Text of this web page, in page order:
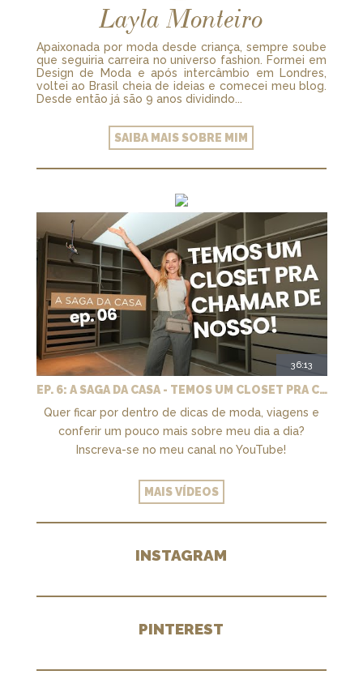
Layla Monteiro
Apaixonada por moda desde criança, sempre soube
que seguiria carreira no universo fashion. Formei em
Design de Moda e após intercâmbio em Londres,
voltei ao Brasil cheia de ideias e comecei meu blog.
Desde então já são 9 anos dividindo...
SAIBA MAIS SOBRE MIM
36:13
EP. 6: A SAGA DA CASA - TEMOS UM CLOSET PRA CHAMAR DE NOSSO + MARCENARIA E PAISAGISMO
Quer ficar por dentro de dicas de moda, viagens e
conferir um pouco mais sobre meu dia a dia?
Inscreva-se no meu canal no YouTube!
MAIS VÍDEOS
INSTAGRAM
PINTEREST